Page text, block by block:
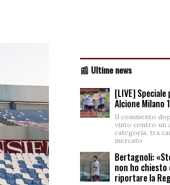
📰 Ultime news
[LIVE]
Alcione Milano
Il commento
vinto contro un
categoria, tra
mercato
Bertagnoli:
non ho chiesto
riportare la